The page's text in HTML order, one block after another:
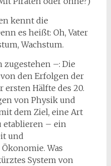
kennt die
es heißt: Oh, Vater
Wachstum.
zugestehen –: Die
den Erfolgen der
Hälfte des 20.
von Physik und
dem Ziel, eine Art
etablieren – ein
und
Was
System von